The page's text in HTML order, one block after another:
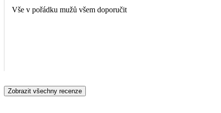
Vše v pořádku mužů všem doporučit
Zobrazit všechny recenze